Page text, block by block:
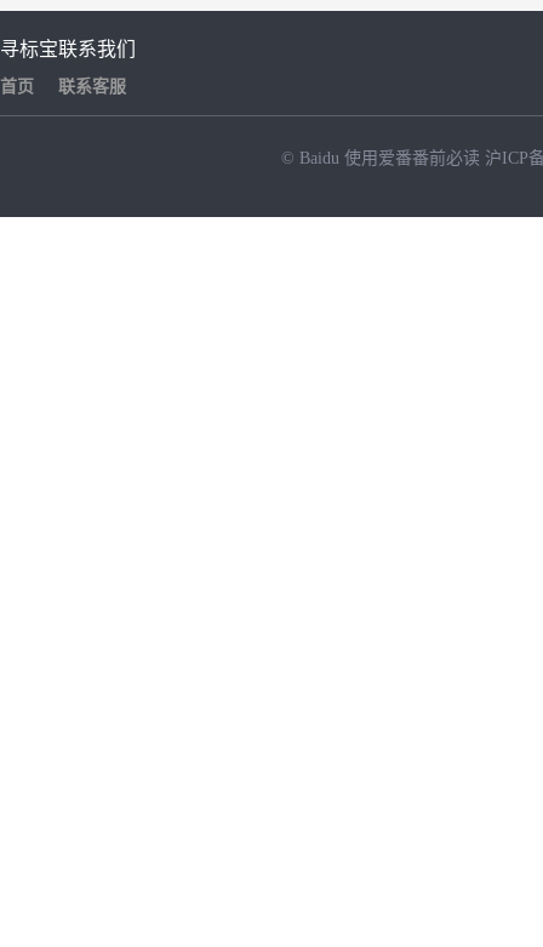
寻标宝
首页
联系我们
联系客服
© Baidu 使用爱番番前必读 沪ICP